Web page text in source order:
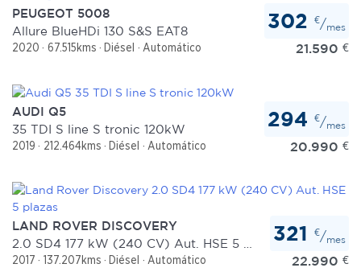
Las cookies de este sitio web se usan para personalizar
el contenido y los anuncios, ofrecer funciones de redes
nuestros partners de redes sociales, publicidad y análisis
web, quienes pueden combinarla con otra información
que les haya proporcionado o que hayan recopilado a
PEUGEOT 5008
Allure BlueHDi 130 S&S EAT8
2020 67.515kms Diésel Automático 21.590 €
302 €/mes
AUDI Q5
35 TDI S line S tronic 120kW
2019 212.464kms Diésel Automático 20.990 €
294 €/mes
LAND ROVER DISCOVERY
2017 137.207kms Diésel Automático 22.990 €
321 €/mes